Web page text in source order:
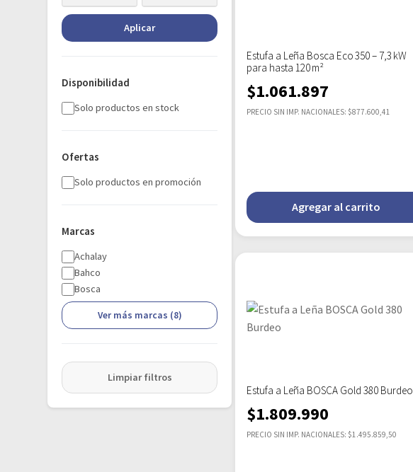
Aplicar
Disponibilidad
Solo productos en stock
Ofertas
Solo productos en promoción
Marcas
Achalay
Bahco
Bosca
Ver más marcas (8)
Limpiar filtros
Estufa a Leña Bosca Eco 350 – 7,3 kW
para hasta 120 m²
$1.061.897
PRECIO SIN IMP. NACIONALES: $877.600,41
Agregar al carrito
Estufa a Leña BOSCA Gold 380 Burdeo
$1.809.990
PRECIO SIN IMP. NACIONALES: $1.495.859,50